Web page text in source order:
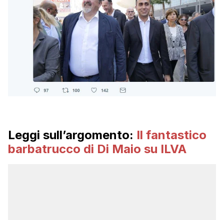
Leggi sull’argomento: Il fantastico
barbatrucco di Di Maio su ILVA